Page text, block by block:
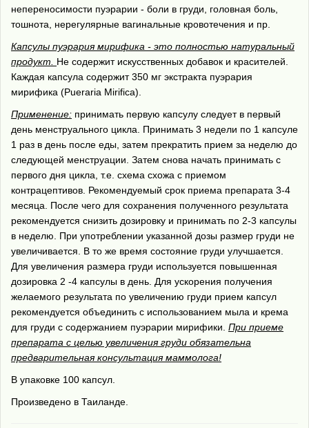
непереносимости пуэрарии - боли в груди, головная боль,
тошнота, нерегулярные вагинальные кровотечения и пр.
Капсулы пуэрария мирифика - это полностью натуральный
продукт. Не содержит искусственных добавок и красителей.
Каждая капсула содержит 350 мг экстракта пуэрария
мирифика (Pueraria Mirifica).
Применение: принимать первую капсулу следует в первый
день менструального цикла. Принимать 3 недели по 1 капсуле
1 раз в день после еды, затем прекратить прием за неделю до
следующей менструации. Затем снова начать принимать с
первого дня цикла, т.е. схема схожа с приемом
контрацептивов. Рекомендуемый срок приема препарата 3-4
месяца. После чего для сохранения полученного результата
рекомендуется снизить дозировку и принимать по 2-3 капсулы
в неделю. При употреблении указанной дозы размер груди не
увеличивается. В то же время состояние груди улучшается.
Для увеличения размера груди используется повышенная
дозировка 2 -4 капсулы в день. Для ускорения получения
желаемого результата по увеличению груди прием капсул
рекомендуется объединить с использованием мыла и крема
для груди с содержанием пуэрарии мирифики. При приеме
препарата с целью увеличения груди обязательна
предварительная консультация маммолога!
В упаковке 100 капсул.
Произведено в Таиланде.